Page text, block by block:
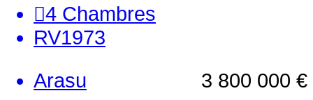
4 Chambres
RV1973
3 800 000 €
Arasu